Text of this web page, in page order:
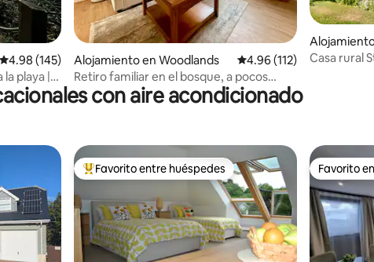
Calificación promedio: 4.98 de 5, 145 reseñas
4.98 (145)
playa |
Alojamiento en Woodlands Calificación promedio:
4.96 (112)
Retiro familiar en el bosque, a pocos
pasos de Paultons Park
Casa rural
con aire acondicionado
Favorito entre huéspedes preferido
Favorito entre huéspedes Favorito
Favorito